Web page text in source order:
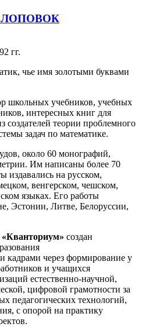
гг.
чье имя золотыми буквами
школьных учебников, учебных
интересных книг для
создателей теории проблемного
задач по математике.
около 60 монографий,
Им написаны более 70
издавались на русском,
венгерском, чешском,
языках. Его работы
Эстонии, Литве, Белоруссии,
«Кванториум» создан
через формирование у
и учащихся
естественно-научной,
цифровой грамотности за
педагогических технологий,
с опорой на практику